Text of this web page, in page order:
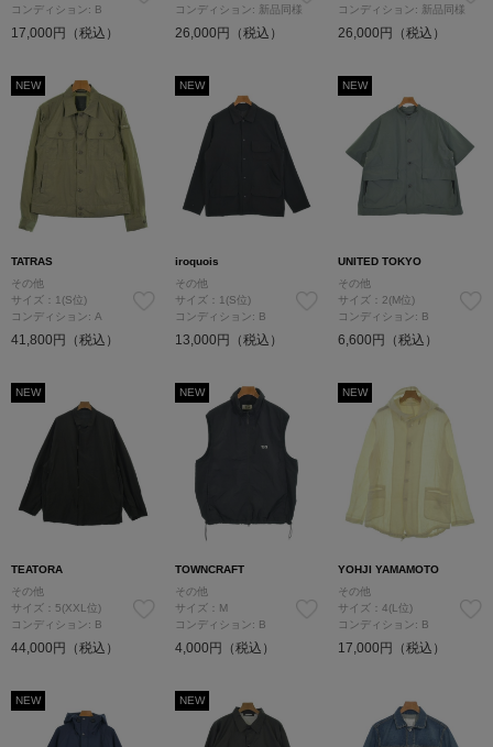
コンディション: B
17,000円（税込）
コンディション: 新品同様
26,000円（税込）
コンディション: 新品同様
26,000円（税込）
NEW
TATRAS
その他
サイズ：1(S位)
コンディション: A
41,800円（税込）
NEW
iroquois
その他
サイズ：1(S位)
コンディション: B
13,000円（税込）
NEW
UNITED TOKYO
その他
サイズ：2(M位)
コンディション: B
6,600円（税込）
NEW
TEATORA
その他
サイズ：5(XXL位)
コンディション: B
44,000円（税込）
NEW
TOWNCRAFT
その他
サイズ：M
コンディション: B
4,000円（税込）
NEW
YOHJI YAMAMOTO
その他
サイズ：4(L位)
コンディション: B
17,000円（税込）
NEW NEW